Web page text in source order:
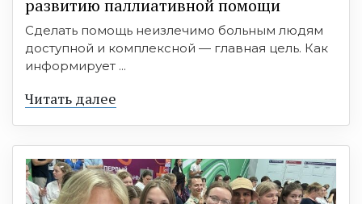
развитию паллиативной помощи
Сделать помощь неизлечимо больным людям
доступной и комплексной — главная цель. Как
информирует ...
Читать далее